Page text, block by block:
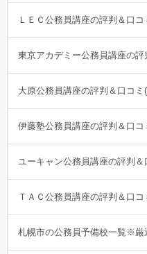
ＬＥＣ公務員講座の評判＆口コ
東京アカデミー公務員講座の評
大原公務員講座の評判＆口コミ
伊藤塾公務員講座の評判＆口コ
ユーキャン公務員講座の評判＆
ＴＡＣ公務員講座の評判＆口コ
札幌市の公務員予備校一覧※厳